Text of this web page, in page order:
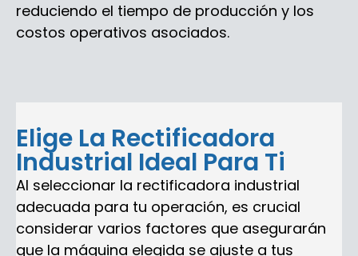
reduciendo el tiempo de producción y los
costos operativos asociados.
Elige La Rectificadora
Industrial Ideal Para Ti
Al seleccionar la rectificadora industrial
adecuada para tu operación, es crucial
considerar varios factores que asegurarán
que la máquina elegida se ajuste a tus